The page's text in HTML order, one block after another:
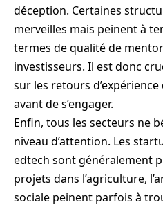
déception. Certaines
merveilles mais peinent à
termes de qualité de
investisseurs. Il est donc
sur les retours
avant de s’engager.
Enfin, tous les secteurs ne
niveau d’attention. Les
edtech sont généralement
projets dans l’agriculture,
sociale peinent parfois à